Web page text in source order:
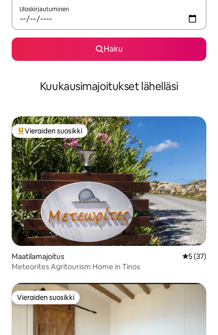
Uloskirjautuminen
Haku
Kuukausimajoitukset lähelläsi
Vieraiden suosikkien parhaimmistoa
Vieraiden suosikki
Maatilamajoitus
5 (37)
Meteorites Agritourism Home in Tinos
Vieraiden suosikki
Vieraiden suosikki